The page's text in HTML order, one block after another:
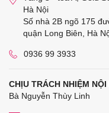
Hà Nội
Số nhà 2B ngõ 175
quận Long Biên, Hà
0936 99 3933
CHỊU TRÁCH NHIỆM NỘI
Bà Nguyễn Thùy Linh